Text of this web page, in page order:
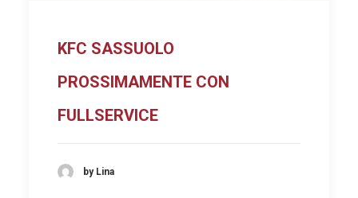
KFC SASSUOLO
PROSSIMAMENTE CON
FULLSERVICE
by Lina